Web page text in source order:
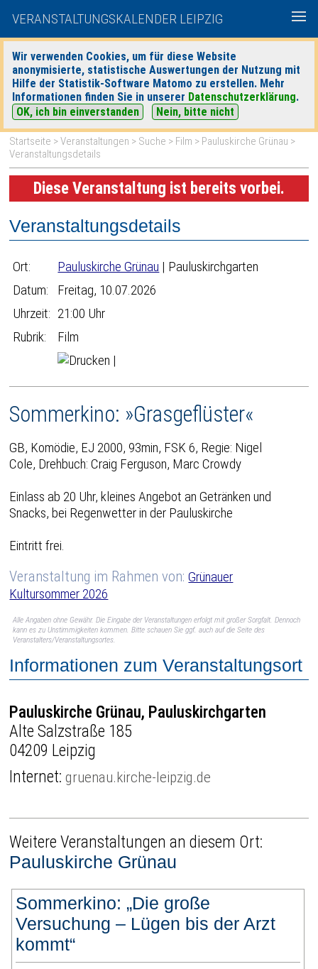
VERANSTALTUNGSKALENDER LEIPZIG
Wir verwenden Cookies, um für diese Website
anonymisierte, statistische Auswertungen der Nutzung mit
Hilfe der Statistik-Software Matomo zu erstellen. Mehr
Informationen finden Sie in unserer Datenschutzerklärung.
OK, ich bin einverstanden
Nein, bitte nicht
heute|morgen| Detaillierte Suche
Startseite >Veranstaltungen > Suche > Film > Pauluskirche Grünau >
Veranstaltungsdetails
Diese Veranstaltung ist bereits vorbei.
Veranstaltungsdetails
Ort: Pauluskirche Grünau | Pauluskirchgarten
Datum:
Freitag, 10.07.2026
Uhrzeit: 21:00 Uhr
Rubrik:
Film
|
Sommerkino: »Grasgeflüster«
GB, Komödie, EJ 2000, 93min, FSK 6, Regie: Nigel
Cole, Drehbuch: Craig Ferguson, Marc Crowdy
Einlass ab 20 Uhr, kleines Angebot an Getränken und
Snacks, bei Regenwetter in der Pauluskirche
Eintritt frei.
Veranstaltung im Rahmen von:Grünauer
Kultursommer 2026
Alle Angaben ohne Gewähr. Die Eingabe der Veranstaltungen erfolgt mit großer Sorgfalt. Dennoch
kann es zu Unstimmigkeiten kommen. Bitte schauen Sie ggf. auch auf die Seite des
Veranstalters/Veranstaltungsortes.
Informationen zum Veranstaltungsort
Pauluskirche Grünau, Pauluskirchgarten
Alte Salzstraße 185
04209 Leipzig
Internet:gruenau.kirche-leipzig.de
Weitere Veranstaltungen an diesem Ort:
Pauluskirche Grünau
Sommerkino: „Die große
Versuchung – Lügen bis der Arzt
kommt“